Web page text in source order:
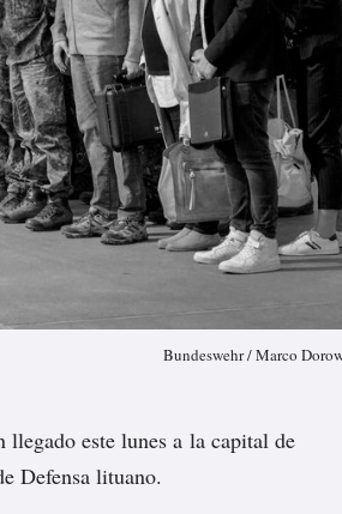
Bundeswehr / Marco
llegado este lunes a la capital de
Defensa lituano.